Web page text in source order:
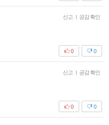
신고 | 공감 확인
0
0
신고 | 공감 확인
0
0